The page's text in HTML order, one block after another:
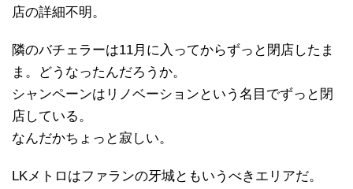
店の詳細不明。
隣のバチェラーは11月に入ってからずっと閉店したま
ま。どうなったんだろうか。
シャンペーンはリノベーションという名目でずっと閉
店している。
なんだかちょっと寂しい。
LKメトロはファランの牙城ともいうべきエリアだ。